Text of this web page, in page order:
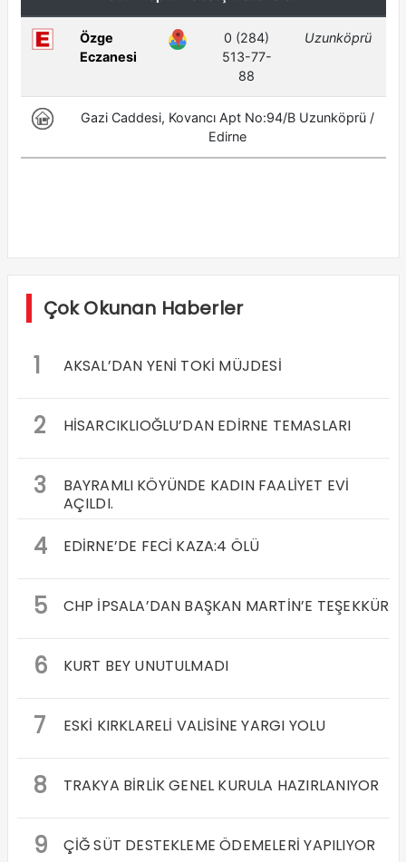
Çok Okunan Haberler
1 AKSAL’DAN YENİ TOKİ MÜJDESİ
2 HİSARCIKLIOĞLU’DAN EDİRNE TEMASLARI
3
BAYRAMLI KÖYÜNDE KADIN FAALİYET EVİ
AÇILDI.
4 EDİRNE’DE FECİ KAZA:4 ÖLÜ
5 CHP İPSALA’DAN BAŞKAN MARTİN’E TEŞEKKÜR
6 KURT BEY UNUTULMADI
7 ESKİ KIRKLARELİ VALİSİNE YARGI YOLU
8 TRAKYA BİRLİK GENEL KURULA HAZIRLANIYOR
9 ÇİĞ SÜT DESTEKLEME ÖDEMELERİ YAPILIYOR